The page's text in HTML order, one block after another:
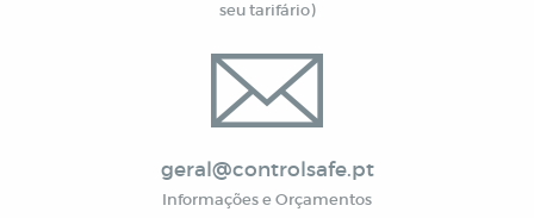
seu tarifário)
geral@controlsafe.pt
Informações e Orçamentos